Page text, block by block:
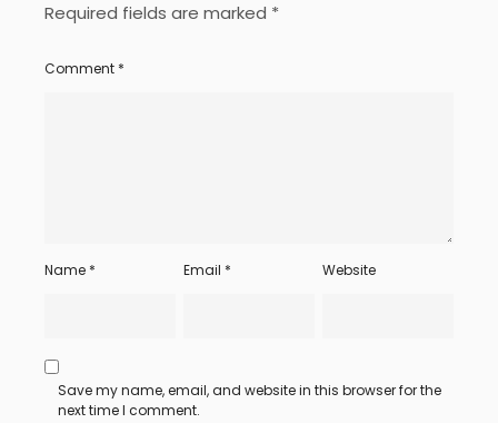
Required fields are marked *
Comment *
Name * Email * Website
Save my name, email, and website in this browser for the
next time I comment.